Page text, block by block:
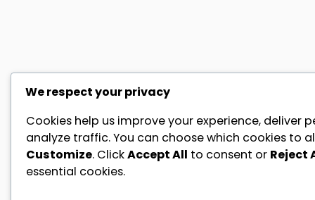
We respect your privacy
Cookies help us improve your experience, deliver
analyze traffic. You can choose which cookies to
Customize. ClickAccept All to consent or Reject
essential cookies.